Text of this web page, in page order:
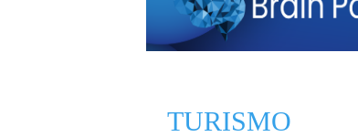
TURISMO